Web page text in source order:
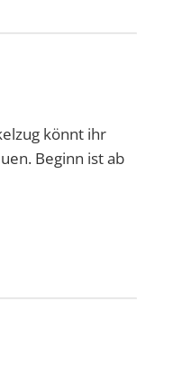
könnt ihr
Beginn ist ab